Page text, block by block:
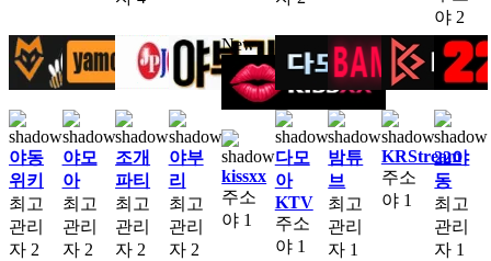
야 2
야동
위키
최고
관리
자 2
야모
아
최고
관리
자 2
조개
파티
최고
관리
자 2
야부
리
최고
관리
자 2
New
kissxx
주소
야 1
다모
아
KTV
주소
야 1
밤튜
브
최고
관리
자 1
KRStream
주소
야 1
22야
동
최고
관리
자 1